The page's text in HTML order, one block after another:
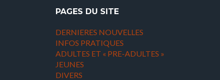
PAGES DU SITE
DERNIERES NOUVELLES
INFOS PRATIQUES
ADULTES ET « PRE-ADULTES »
JEUNES
DIVERS